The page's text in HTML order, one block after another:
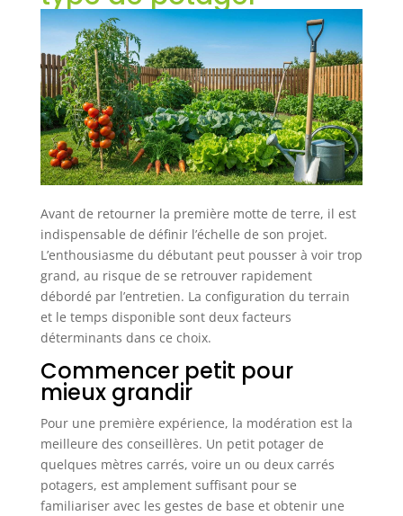
Avant de retourner la première motte de terre, il est
indispensable de définir l’échelle de son projet.
L’enthousiasme du débutant peut pousser à voir trop
grand, au risque de se retrouver rapidement
débordé par l’entretien. La configuration du terrain
et le temps disponible sont deux facteurs
déterminants dans ce choix.
Commencer petit pour
mieux grandir
Pour une première expérience, la modération est la
meilleure des conseillères. Un petit potager de
quelques mètres carrés, voire un ou deux carrés
potagers, est amplement suffisant pour se
familiariser avec les gestes de base et obtenir une